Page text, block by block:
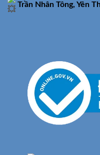
Trần Nhân Tông, Yên